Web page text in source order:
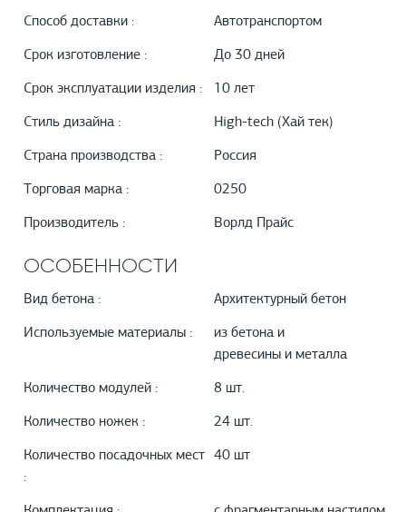
Способ доставки : Автотранспортом
Срок изготовление : До 30 дней
Срок эксплуатации изделия : 10 лет
Стиль дизайна : High-tech (Хай тек)
Страна производства : Россия
Торговая марка : 0250
Производитель : Ворлд Прайс
ОСОБЕННОСТИ
Вид бетона : Архитектурный бетон
Используемые материалы :
из бетона и
древесины и металла
Количество модулей : 8 шт.
Количество ножек : 24 шт.
Количество посадочных мест
:
40 шт